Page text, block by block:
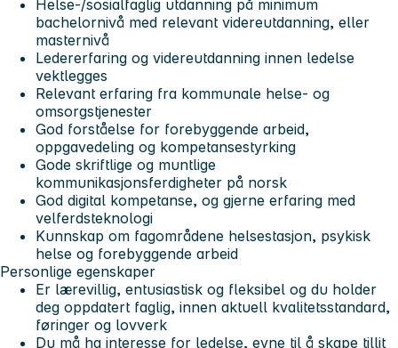
Helse-/sosialfaglig utdanning på minimum
bachelornivå med relevant videreutdanning, eller
masternivå
Ledererfaring og videreutdanning innen ledelse
vektlegges
Relevant erfaring fra kommunale helse- og
omsorgstjenester
God forståelse for forebyggende arbeid,
oppgavedeling og kompetansestyrking
Gode skriftlige og muntlige
kommunikasjonsferdigheter på norsk
God digital kompetanse, og gjerne erfaring med
velferdsteknologi
Kunnskap om fagområdene helsestasjon, psykisk
helse og forebyggende arbeid
Personlige egenskaper
Er lærevillig, entusiastisk og fleksibel og du holder
deg oppdatert faglig, innen aktuell kvalitetsstandard,
føringer og lovverk
Du må ha interesse for ledelse, evne til å skape tillit